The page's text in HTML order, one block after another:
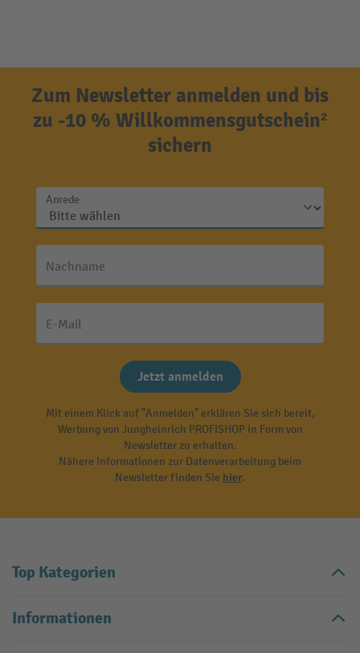
Zum Newsletter anmelden und bis
zu -10 % Willkommensgutschein²
sichern
Anrede
Nachname
E-Mail
Jetzt anmelden
Mit einem Klick auf "Anmelden" erklären Sie sich bereit,
Werbung von Jungheinrich PROFISHOP in Form von
Newsletter zu erhalten.
Nähere Informationen zur Datenverarbeitung beim
Newsletter finden Sie hier.
Top Kategorien
Informationen